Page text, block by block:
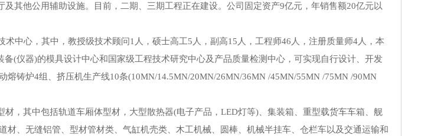
其他公用辅助设施。目前，二期、三期工程正在建设。公司固定资产9亿元，年销售额20亿元以
中心，其中，教授级技术顾问1人，硕士高工5人，副高15人，工程师46人，注册质量师4人，本
(仪器)的模具设计中心和国家级工程技术研究中心及产品质量检测中心，可实现自行设计、开发
熔铸炉4组、挤压机生产线10条(10MN/14.5MN/20MN/26MN/36MN /45MN/55MN /75MN /90MN
其中包括轨道车厢体型材，大型散热器(电子产品，LED灯等)、集装箱、重型载货车车箱、舰
材、无缝铝管、型材管材类、气缸机壳类、木工机械、圆棒、机械半挂车、仓栏车以及交通运输和